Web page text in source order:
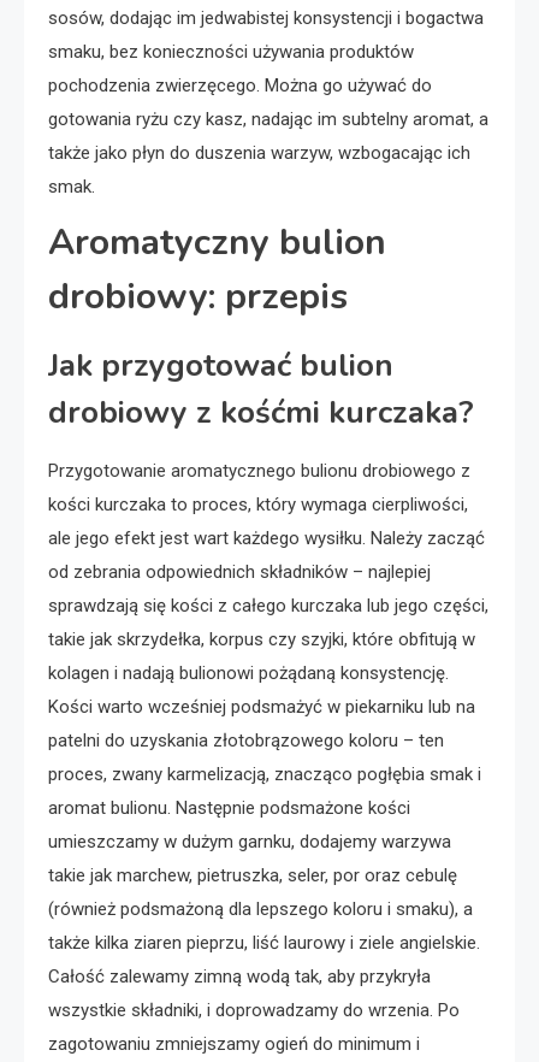
sosów, dodając im jedwabistej konsystencji i bogactwa
smaku, bez konieczności używania produktów
pochodzenia zwierzęcego. Można go używać do
gotowania ryżu czy kasz, nadając im subtelny aromat, a
także jako płyn do duszenia warzyw, wzbogacając ich
smak.
Aromatyczny bulion
drobiowy: przepis
Jak przygotować bulion
drobiowy z kośćmi kurczaka?
Przygotowanie aromatycznego bulionu drobiowego z
kości kurczaka to proces, który wymaga cierpliwości,
ale jego efekt jest wart każdego wysiłku. Należy zacząć
od zebrania odpowiednich składników – najlepiej
sprawdzają się kości z całego kurczaka lub jego części,
takie jak skrzydełka, korpus czy szyjki, które obfitują w
kolagen i nadają bulionowi pożądaną konsystencję.
Kości warto wcześniej podsmażyć w piekarniku lub na
patelni do uzyskania złotobrązowego koloru – ten
proces, zwany karmelizacją, znacząco pogłębia smak i
aromat bulionu. Następnie podsmażone kości
umieszczamy w dużym garnku, dodajemy warzywa
takie jak marchew, pietruszka, seler, por oraz cebulę
(również podsmażoną dla lepszego koloru i smaku), a
także kilka ziaren pieprzu, liść laurowy i ziele angielskie.
Całość zalewamy zimną wodą tak, aby przykryła
wszystkie składniki, i doprowadzamy do wrzenia. Po
zagotowaniu zmniejszamy ogień do minimum i